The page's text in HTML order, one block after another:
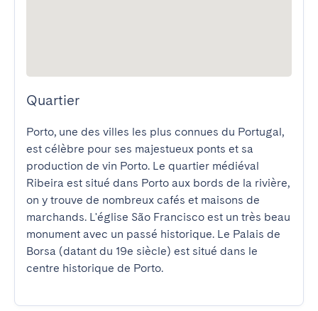
Quartier
Porto, une des villes les plus connues du Portugal,
est célèbre pour ses majestueux ponts et sa
production de vin Porto. Le quartier médiéval
Ribeira est situé dans Porto aux bords de la rivière,
on y trouve de nombreux cafés et maisons de
marchands. L'église São Francisco est un très beau
monument avec un passé historique. Le Palais de
Borsa (datant du 19e siècle) est situé dans le
centre historique de Porto.